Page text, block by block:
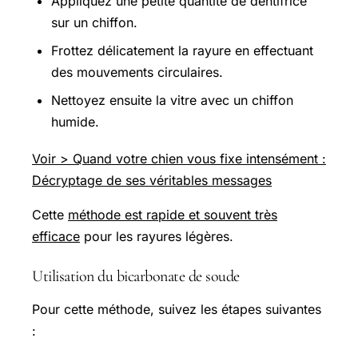
sur un chiffon.
Frottez délicatement la rayure en effectuant
des mouvements circulaires.
Nettoyez ensuite la vitre avec un chiffon
humide.
Voir > Quand votre chien vous fixe intensément :
Décryptage de ses véritables messages
Cette méthode est rapide et souvent très
efficace pour les rayures légères.
Utilisation du bicarbonate de soude
Pour cette méthode, suivez les étapes suivantes
: